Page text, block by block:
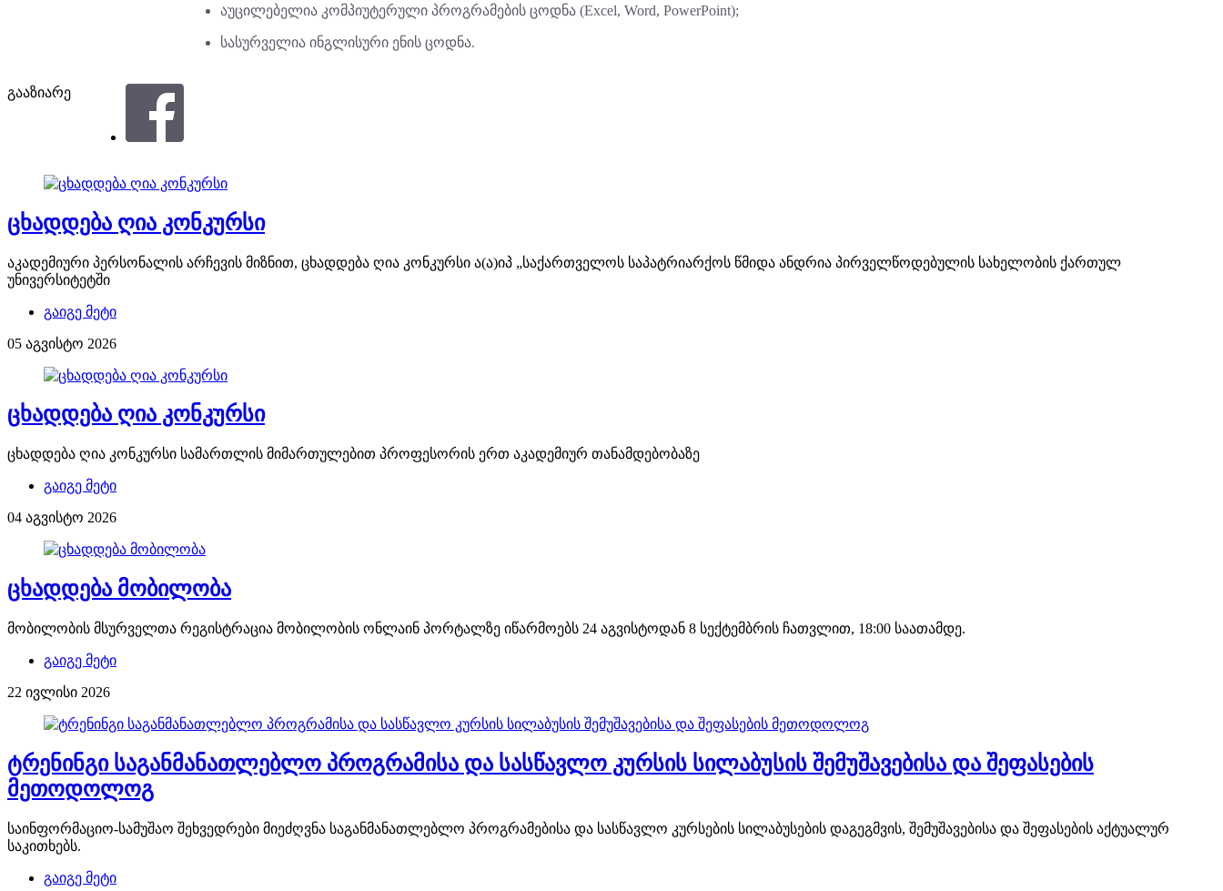
აუცილებელია კომპიუტერული პროგრამების ცოდნა (Excel, Word, PowerPoint);
სასურველია ინგლისური ენის ცოდნა.
გააზიარე
ცხადდება ღია კონკურსი
აკადემიური პერსონალის არჩევის მიზნით, ცხადდება ღია კონკურსი ა(ა)იპ „საქართველოს საპატრიარქოს წმიდა ანდრია პირველწოდებულის სახელობის ქართულ
უნივერსიტეტში
გაიგე მეტი
05 აგვისტო 2026
ცხადდება ღია კონკურსი
ცხადდება ღია კონკურსი სამართლის მიმართულებით პროფესორის ერთ აკადემიურ თანამდებობაზე
გაიგე მეტი
04 აგვისტო 2026
ცხადდება მობილობა
მობილობის მსურველთა რეგისტრაცია მობილობის ონლაინ პორტალზე იწარმოებს 24 აგვისტოდან 8 სექტემბრის ჩათვლით, 18:00 საათამდე.
გაიგე მეტი
22 ივლისი 2026
ტრენინგი საგანმანათლებლო პროგრამისა და სასწავლო კურსის სილაბუსის შემუშავებისა და შეფასების
მეთოდოლოგ
საინფორმაციო-სამუშაო შეხვედრები მიეძღვნა საგანმანათლებლო პროგრამებისა და სასწავლო კურსების სილაბუსების დაგეგმვის, შემუშავებისა და შეფასების აქტუალურ
საკითხებს.
გაიგე მეტი